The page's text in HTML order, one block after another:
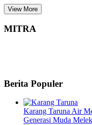
View More
MITRA
Berita Populer
Karang Taruna Air
Generasi Muda